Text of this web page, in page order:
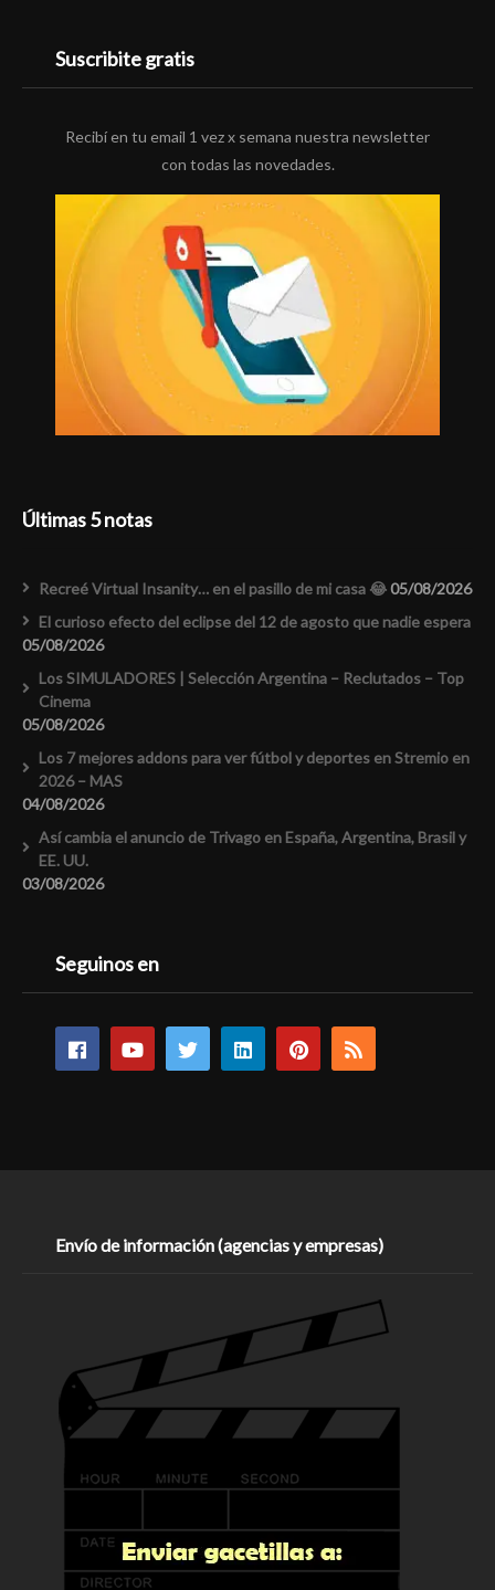
Suscribite gratis
Recibí en tu email 1 vez x semana nuestra newsletter
con todas las novedades.
Últimas 5 notas
Recreé Virtual Insanity… en el pasillo de mi casa 😂05/08/2026
El curioso efecto del eclipse del 12 de agosto que nadie espera
05/08/2026
Los SIMULADORES | Selección Argentina – Reclutados – Top
Cinema
05/08/2026
Los 7 mejores addons para ver fútbol y deportes en Stremio en
2026 – MAS
04/08/2026
Así cambia el anuncio de Trivago en España, Argentina, Brasil y
EE. UU.
03/08/2026
Seguinos en
Envío de información (agencias y empresas)